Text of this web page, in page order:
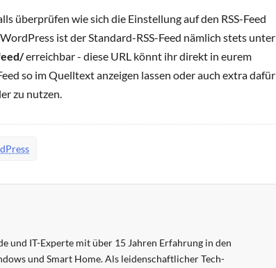
überprüfen wie sich die Einstellung auf den RSS-Feed
ist der Standard-RSS-Feed nämlich stets unter
erreichbar - diese URL könnt ihr direkt in eurem
so im Quelltext anzeigen lassen oder auch extra dafür
zu nutzen.
und IT-Experte mit über 15 Jahren Erfahrung in den
und Smart Home. Als leidenschaftlicher Tech-